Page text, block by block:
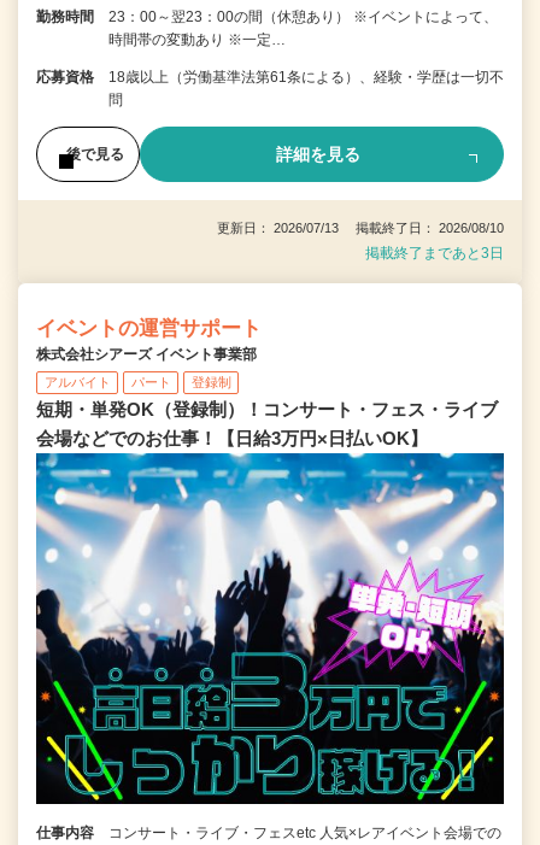
勤務時間
23：00～翌23：00の間（休憩あり） ※イベントによって、
時間帯の変動あり ※一定…
応募資格
18歳以上（労働基準法第61条による）、経験・学歴は一切不
問
後で見る 詳細を見る
更新日： 2026/07/13 掲載終了日： 2026/08/10
掲載終了まであと3日
イベントの運営サポート
株式会社シアーズ イベント事業部
アルバイト パート 登録制
短期・単発OK（登録制）！コンサート・フェス・ライブ
会場などでのお仕事！【日給3万円×日払いOK】
仕事内容
コンサート・ライブ・フェスetc 人気×レアイベント会場での